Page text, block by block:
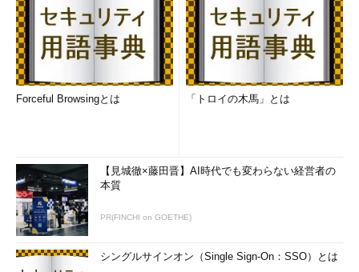
Forceful Browsingとは 「トロイの木馬」とは
【見城徹×藤田晋】AI時代でも変わらない経営者の
本質
PR(FINCHI on GOETHE)
シングルサインオン（Single Sign-On：SSO）とは